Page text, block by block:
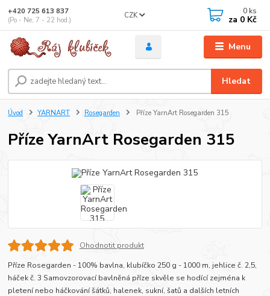
Menu
CZK
Hledat
+420 725 613 837
(Po - Ne, 7 - 22 hod.)
0 ks
za 0 Kč
Úvod YARNART Rosegarden Příze YarnArt Rosegarden 315
Příze YarnArt Rosegarden 315
Ohodnotit produkt
Příze Rosegarden - 100% bavlna, klubíčko 250 g - 1000 m, jehlice č. 2,5,
háček č. 3 Samovzorovací bavlněná příze skvěle se hodící zejména k
pletení nebo háčkování šátků, halenek, sukní, šatů a dalších letních